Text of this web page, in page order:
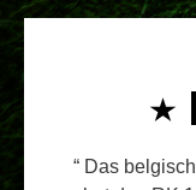
Das